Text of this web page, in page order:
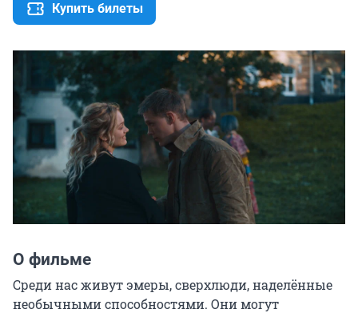
Купить билеты
О фильме
Среди нас живут эмеры, сверхлюди, наделённые
необычными способностями. Они могут